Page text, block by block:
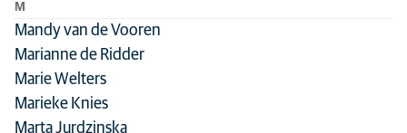
M
Mandy van de Vooren
Marianne de Ridder
Marie Welters
Marieke Knies
Marta Jurdzinska